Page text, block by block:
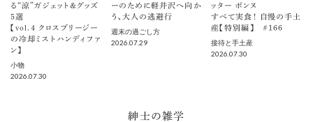
る“涼”ガジェット＆グッズ
5選
【vol.４ クロスブリージー
の冷却ミストハンディファ
ン】
小物
2026.07.30
ーのために軽井沢へ向か
う、大人の逃避行
週末の過ごし方
2026.07.29
ッター ボンヌ
すべて実食！ 自慢の手土
産【特別編】 ＃166
接待と手土産
2026.07.30
紳士の雑学